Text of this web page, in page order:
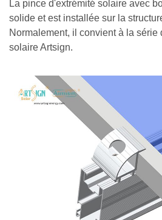
La pince d'extrémité solaire avec
solide et est installée sur la
Normalement, il convient à la série
solaire Artsign.